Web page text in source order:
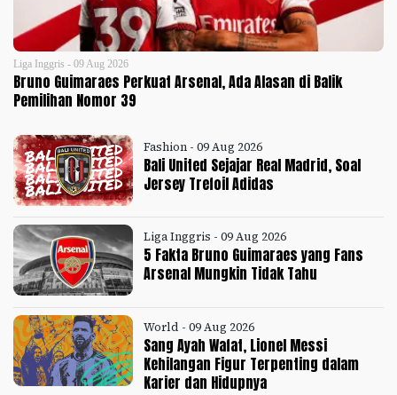
Liga Inggris - 09 Aug 2026
Bruno Guimaraes Perkuat Arsenal, Ada Alasan di Balik
Pemilihan Nomor 39
Fashion - 09 Aug 2026
Bali United Sejajar Real Madrid, Soal
Jersey Trefoil Adidas
Liga Inggris - 09 Aug 2026
5 Fakta Bruno Guimaraes yang Fans
Arsenal Mungkin Tidak Tahu
World - 09 Aug 2026
Sang Ayah Wafat, Lionel Messi
Kehilangan Figur Terpenting dalam
Karier dan Hidupnya